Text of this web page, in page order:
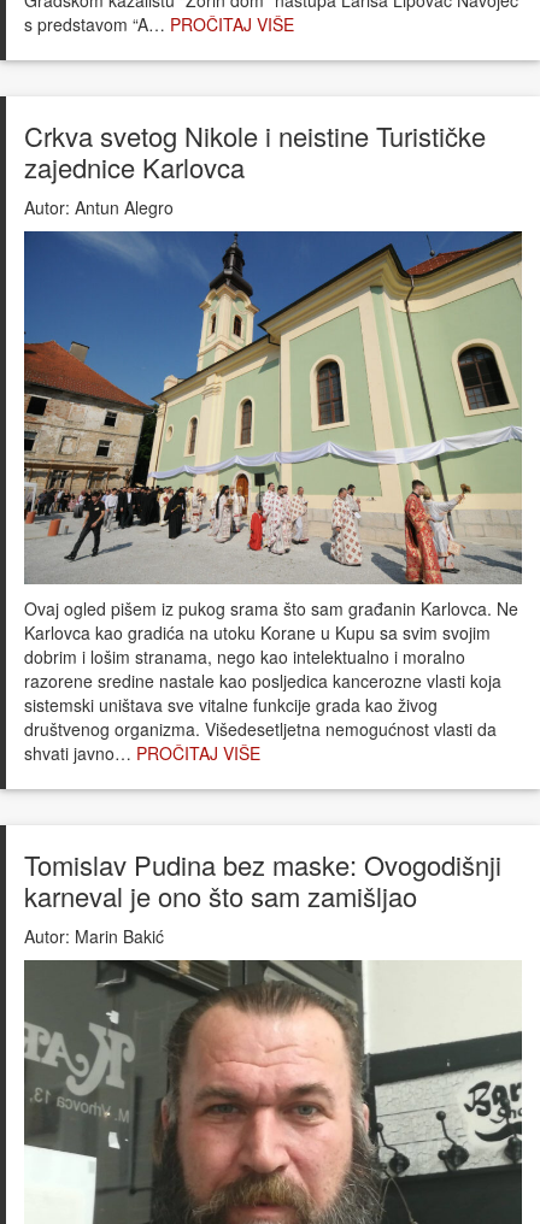
s predstavom “A… PROČITAJ VIŠE
Crkva svetog Nikole i neistine Turističke
zajednice Karlovca
Autor: Antun Alegro
Ovaj ogled pišem iz pukog srama što sam građanin Karlovca. Ne
Karlovca kao gradića na utoku Korane u Kupu sa svim svojim
dobrim i lošim stranama, nego kao intelektualno i moralno
razorene sredine nastale kao posljedica kancerozne vlasti koja
sistemski uništava sve vitalne funkcije grada kao živog
društvenog organizma. Višedesetljetna nemogućnost vlasti da
shvati javno… PROČITAJ VIŠE
Tomislav Pudina bez maske: Ovogodišnji
karneval je ono što sam zamišljao
Autor: Marin Bakić